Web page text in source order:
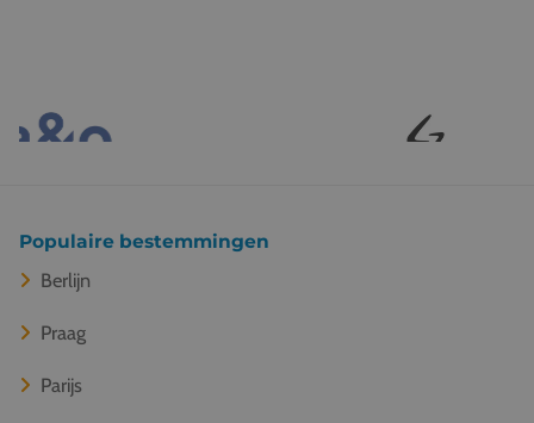
Populaire bestemmingen
Berlijn
Praag
Parijs